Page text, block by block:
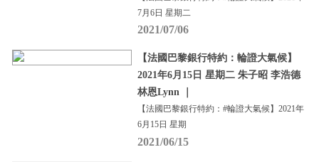
7月6日 星期二
2021/07/06
【法國巴黎銀行特約：輪證大氣候】
2021年6月15日 星期二 朱子昭 李浩德
林恩Lynn ｜
【法國巴黎銀行特約：#輪證大氣候】2021年
6月15日 星期
2021/06/15